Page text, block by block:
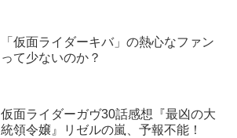
「仮面ライダーキバ」の熱心なファン
って少ないのか？
仮面ライダーガヴ30話感想『最凶の大
統領令嬢』リゼルの嵐、予報不能！